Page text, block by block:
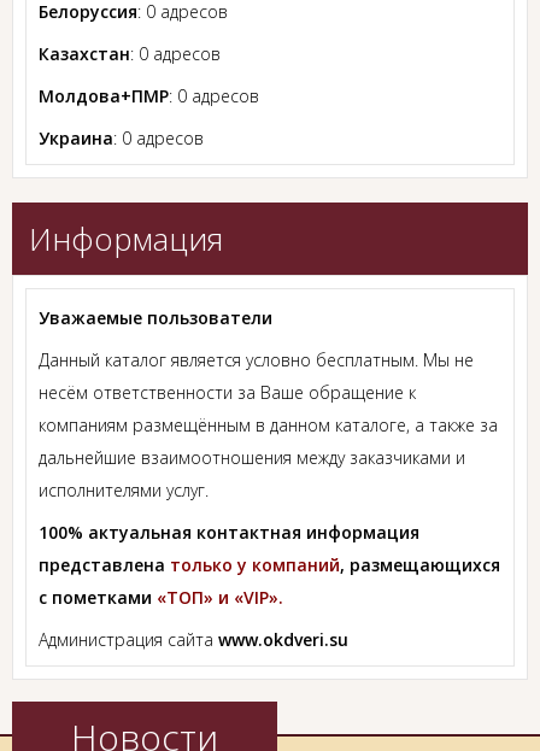
Белоруссия: 0 адресов
Казахстан: 0 адресов
Молдова+ПМР: 0 адресов
Украина: 0 адресов
Информация
Уважаемые пользователи
Данный каталог является условно бесплатным. Мы не
несём ответственности за Ваше обращение к
компаниям размещённым в данном каталоге, а также за
дальнейшие взаимоотношения между заказчиками и
исполнителями услуг.
100% актуальная контактная информация
представлена только у компаний, размещающихся
с пометками «ТОП» и «VIP».
Администрация сайта www.okdveri.su
Новости